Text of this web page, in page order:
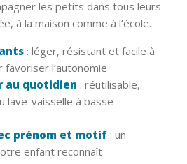
les petits dans tous leurs
à la maison comme à l’école.
: léger, résistant et facile à
l’autonomie
au quotidien : réutilisable,
lave-vaisselle à basse
prénom et motif : un
enfant reconnaît